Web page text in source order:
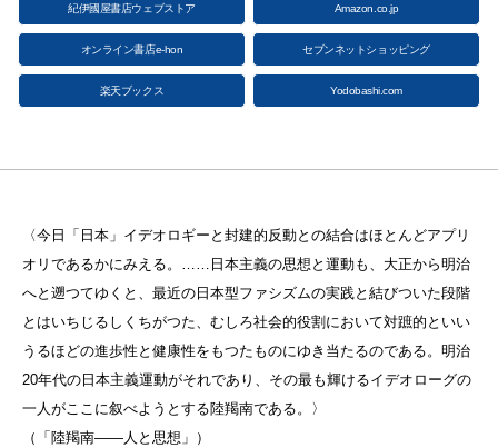
紀伊國屋書店ウェブストア Amazon.co.jp
オンライン書店e-hon セブンネットショッピング
楽天ブックス Yodobashi.com
〈今日「日本」イデオロギーと封建的反動との結合はほとんどアプリ
オリであるかにみえる。……日本主義の思想と運動も、大正から明治
へと遡つてゆくと、最近の日本型ファシズムの実践と結びついた段階
とはいちじるしくちがつた、むしろ社会的役割において対蹠的といい
うるほどの進歩性と健康性をもつたものにゆき当たるのである。明治
20年代の日本主義運動がそれであり、その最も輝けるイデオローグの
一人がここに叙べようとする陸羯南である。〉
（「陸羯南——人と思想」）